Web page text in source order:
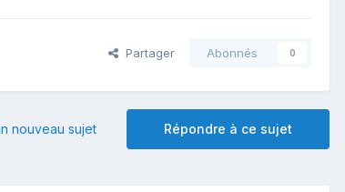
Partager Abonnés 0
Répondre à ce sujet
nouveau sujet